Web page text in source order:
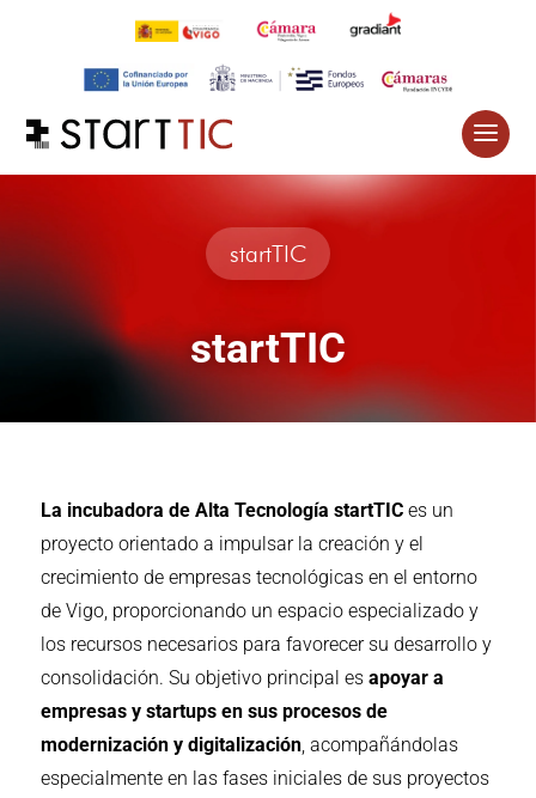
startTIC
startTIC
La incubadora de Alta Tecnología startTICes un
proyecto orientado a impulsar la creación y el
crecimiento de empresas tecnológicas en el entorno
de Vigo, proporcionando un espacio especializado y
los recursos necesarios para favorecer su desarrollo y
consolidación. Su objetivo principal es apoyar a
empresas y startups en sus procesos de
modernización y digitalización, acompañándolas
especialmente en las fases iniciales de sus proyectos